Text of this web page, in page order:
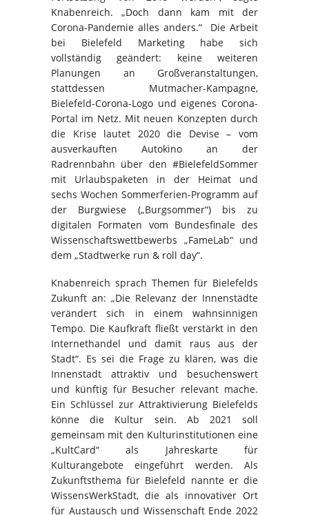
Knabenreich. „Doch dann kam mit der
Corona-Pandemie alles anders.“ Die Arbeit
bei Bielefeld Marketing habe sich
vollständig geändert: keine weiteren
Planungen an Großveranstaltungen,
stattdessen Mutmacher-Kampagne,
Bielefeld-Corona-Logo und eigenes Corona-
Portal im Netz. Mit neuen Konzepten durch
die Krise lautet 2020 die Devise – vom
ausverkauften Autokino an der
Radrennbahn über den #BielefeldSommer
mit Urlaubspaketen in der Heimat und
sechs Wochen Sommerferien-Programm auf
der Burgwiese („Burgsommer“) bis zu
digitalen Formaten vom Bundesfinale des
Wissenschaftswettbewerbs „FameLab“ und
dem „Stadtwerke run & roll day“.
Knabenreich sprach Themen für Bielefelds
Zukunft an: „Die Relevanz der Innenstädte
verändert sich in einem wahnsinnigen
Tempo. Die Kaufkraft fließt verstärkt in den
Internethandel und damit raus aus der
Stadt“. Es sei die Frage zu klären, was die
Innenstadt attraktiv und besuchenswert
und künftig für Besucher relevant mache.
Ein Schlüssel zur Attraktivierung Bielefelds
könne die Kultur sein. Ab 2021 soll
gemeinsam mit den Kulturinstitutionen eine
„KultCard“ als Jahreskarte für
Kulturangebote eingeführt werden. Als
Zukunftsthema für Bielefeld nannte er die
WissensWerkStadt, die als innovativer Ort
für Austausch und Wissenschaft Ende 2022